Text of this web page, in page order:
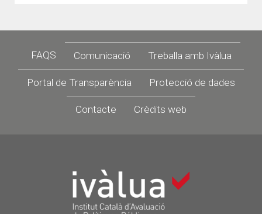
Footer
FAQS Comunicació Treballa amb Ivàlua
Portal de Transparència Protecció de dades
Contacte Crèdits web